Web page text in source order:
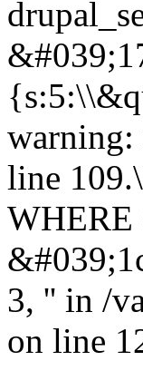
warning:
line
WHERE
3, '' in /
on line